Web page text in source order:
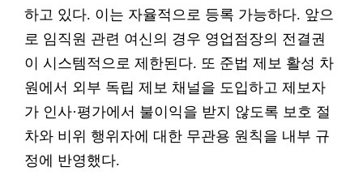
하고 있다. 이는 자율적으로 등록 가능하다. 앞으
로 임직원 관련 여신의 경우 영업점장의 전결권
이 시스템적으로 제한된다. 또 준법 제보 활성 차
원에서 외부 독립 제보 채널을 도입하고 제보자
가 인사·평가에서 불이익을 받지 않도록 보호 절
차와 비위 행위자에 대한 무관용 원칙을 내부 규
정에 반영했다.